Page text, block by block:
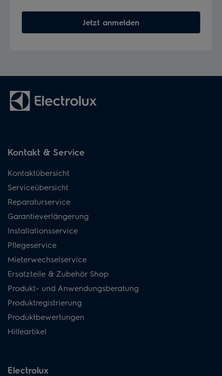
Jetzt anmelden
Kontakt & Service
Kontaktübersicht
Serviceübersicht
Reparaturservice
Garantieverlängerung
Installationsservice
Pflegeservice
Mieterwechselservice
Ersatzteile & Zubehör Shop
Produkt- und Anwendungsberatung
Produktregistrierung
Produktbewertungen
Hilfeartikel
Electrolux